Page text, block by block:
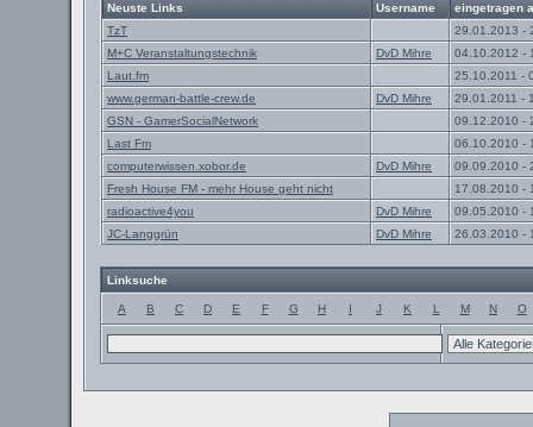
Neuste Links Username
eingetragen
TzT
29.01.2013 -
M+C Veranstaltungstechnik
DvD Mihre
04.10.2012 -
Laut.fm
25.10.2011 -
www.german-battle-crew.de
DvD Mihre
29.01.2011 -
GSN - GamerSocialNetwork
09.12.2010 -
Last Fm
06.10.2010 -
computerwissen.xobor.de
DvD Mihre
09.09.2010 -
Fresh House FM - mehr House geht nicht
17.08.2010 -
radioactive4you
DvD Mihre
09.05.2010 -
JC-Langgrün
DvD Mihre 26.03.2010 -
Linksuche
A B C D E F G H I J K L M N O